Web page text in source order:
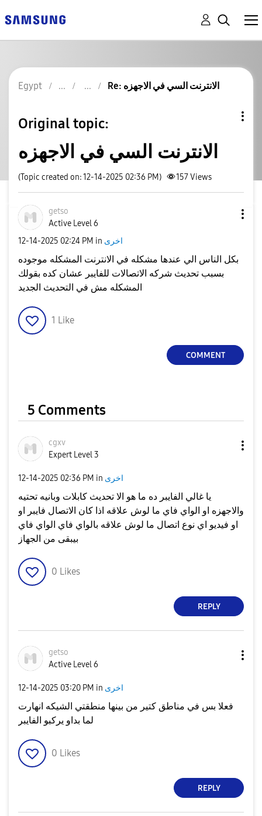
Egypt Re: الانترنت السي في الاجهزه
Original topic:
الانترنت السي في الاجهزه
(Topic created on: 12-14-2025 02:36 PM) 157Views
getso
Active Level 6
‎12-14-2025 02:24 PM in اخرى
بكل الناس الي عندها مشكله في الانترنت المشكله موجوده
بسبب تحديث شركه الاتصالات للفايبر عشان كده بقولك
المشكله مش في التحديث الجديد
1 Like
COMMENT
5 Comments
cgxv
Expert Level 3
‎12-14-2025 02:36 PM in اخرى
يا غالي الفايبر ده ما هو الا تحديث كابلات وبانيه تحتيه
والاجهزه او الواي فاي ما لوش علاقه اذا كان الاتصال فايبر او
او فيديو اي نوع اتصال ما لوش علاقه بالواي فاي الواي فاي
بيبقى من الجهاز
0 Likes
REPLY
getso
Active Level 6
‎12-14-2025 03:20 PM in اخرى
فعلا بس في مناطق كتير من بينها منطقتي الشيكه انهارت
لما بداو يركبو الفايبر
0 Likes
REPLY